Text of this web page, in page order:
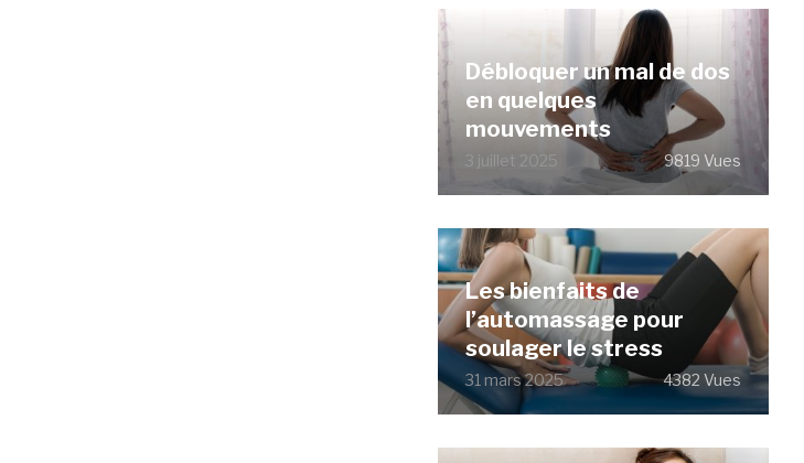
Débloquer un mal de dos
en quelques
mouvements
3 juillet 2025 9819 Vues
Les bienfaits de
l’automassage pour
soulager le stress
31 mars 2025 4382 Vues